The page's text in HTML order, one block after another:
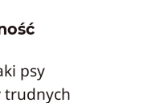
psy
trudnych